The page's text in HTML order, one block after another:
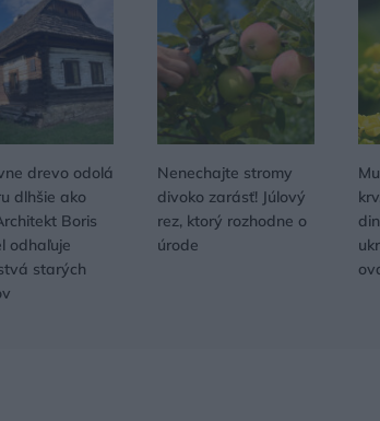
drevo odolá
dlhšie ako
Boris
odhaľuje
starých
Nenechajte stromy
divoko zarásť! Júlový
rez, ktorý rozhodne o
úrode